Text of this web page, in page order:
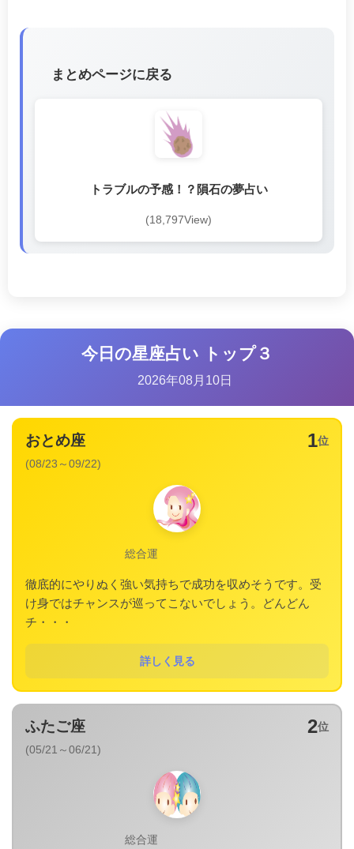
まとめページに戻る
トラブルの予感！？隕石の夢占い
(18,797View)
今日の星座占い トップ３
2026年08月10日
1位
おとめ座
(08/23～09/22)
総合運
徹底的にやりぬく強い気持ちで成功を収めそうです。受
け身ではチャンスが巡ってこないでしょう。どんどん
チ・・・
詳しく見る
2位
ふたご座
(05/21～06/21)
総合運